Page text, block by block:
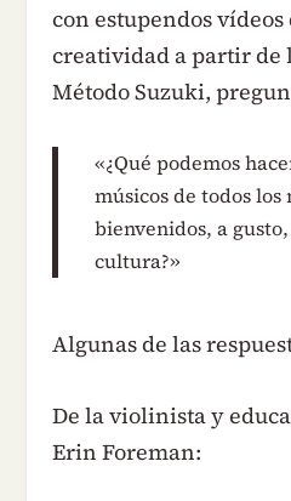
con estupendos
creatividad a partir de
Método Suzuki,
«¿Qué podemos
músicos de todos los
bienvenidos, a
cultura?»
Algunas de las
De la violinista y
Erin Foreman: